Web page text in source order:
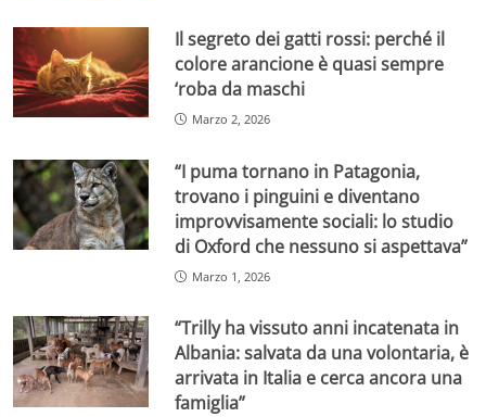
Il segreto dei gatti rossi: perché il
colore arancione è quasi sempre
‘roba da maschi
Marzo 2, 2026
“I puma tornano in Patagonia,
trovano i pinguini e diventano
improvvisamente sociali: lo studio
di Oxford che nessuno si aspettava”
Marzo 1, 2026
“Trilly ha vissuto anni incatenata in
Albania: salvata da una volontaria, è
arrivata in Italia e cerca ancora una
famiglia”